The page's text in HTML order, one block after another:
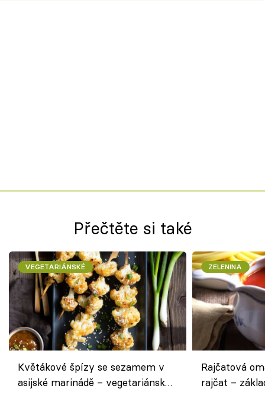
Přečtěte si také
VEGETARIÁNSKÉ
Květákové špízy se sezamem v
asijské marinádě – vegetariánská
ZELENINA
Rajčatová
rajčat –